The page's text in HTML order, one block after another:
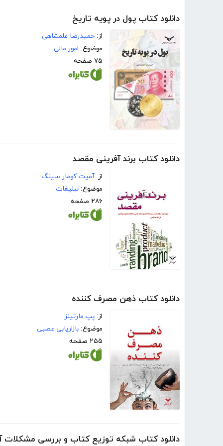
دانلود کتاب پول در پویه تاریخ
از: حمیدرضا علمشاهی
موضوع: امور مالی
۷۵ صفحه
دانلود کتاب برند‌ آفرینی مقصد
از: آمیت کومار سینگ
موضوع: تبلیغات
۲۸۶ صفحه
دانلود کتاب ذهن مصرف کننده
از: پپ مارتینز
موضوع: بازاریابی عصبی
۲۵۵ صفحه
دانلود کتاب شبکه توزیع کتاب و بررسی مشکلات